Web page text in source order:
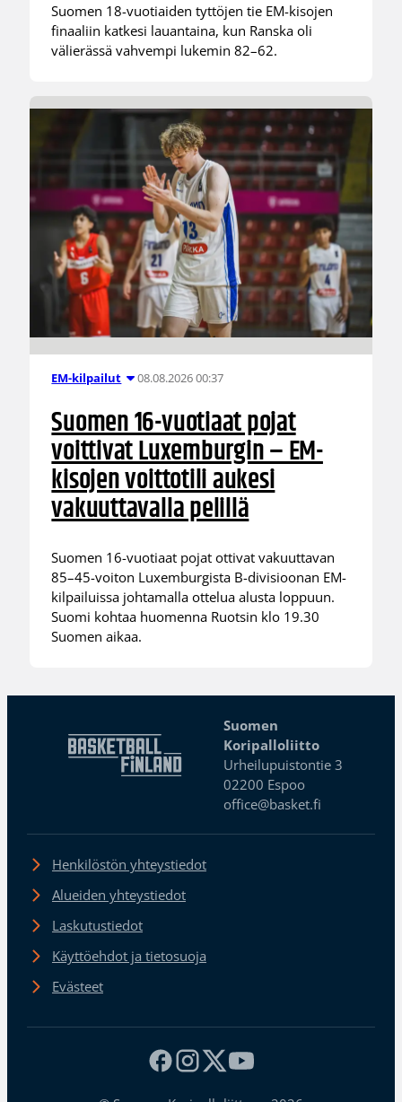
Suomen 18-vuotiaiden tyttöjen tie EM-kisojen
finaaliin katkesi lauantaina, kun Ranska oli
välierässä vahvempi lukemin 82–62.
EM-kilpailut 08.08.2026 00:37
Suomen 16-vuotiaat pojat
voittivat Luxemburgin – EM-
kisojen voittotili aukesi
vakuuttavalla pelillä
Suomen 16-vuotiaat pojat ottivat vakuuttavan
85–45-voiton Luxemburgista B-divisioonan EM-
kilpailuissa johtamalla ottelua alusta loppuun.
Suomi kohtaa huomenna Ruotsin klo 19.30
Suomen aikaa.
Suomen
Koripalloliitto
Urheilupuistontie 3
02200 Espoo
office@basket.fi
Henkilöstön yhteystiedot
Alueiden yhteystiedot
Laskutustiedot
Käyttöehdot ja tietosuoja
Evästeet